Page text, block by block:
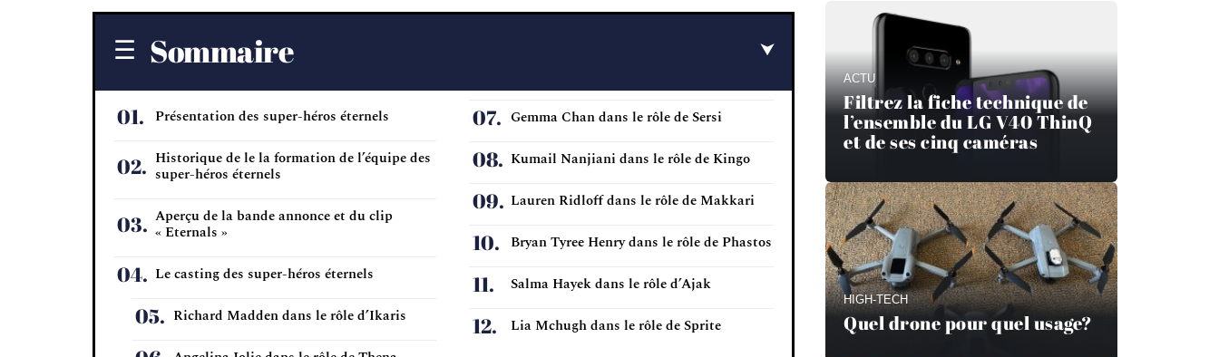
Sommaire
Présentation des super-héros éternels
Historique de le la formation de l’équipe des
super-héros éternels
Aperçu de la bande annonce et du clip
« Eternals »
Le casting des super-héros éternels
Richard Madden dans le rôle d’Ikaris
Gemma Chan dans le rôle de Sersi
Kumail Nanjiani dans le rôle de Kingo
Lauren Ridloff dans le rôle de Makkari
Bryan Tyree Henry dans le rôle de Phastos
Salma Hayek dans le rôle d’Ajak
Lia Mchugh dans le rôle de Sprite
ACTU
Filtrez la fiche technique de
l’ensemble du LG V40 ThinQ
et de ses cinq caméras
HIGH-TECH
Quel drone pour quel usage?